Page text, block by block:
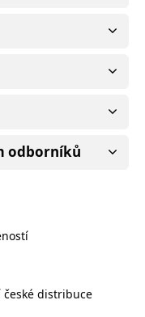
odborníků
české distribuce